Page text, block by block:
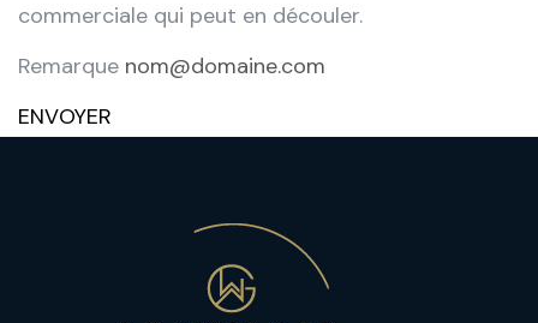
commerciale qui peut en découler.
Remarque
ENVOYER